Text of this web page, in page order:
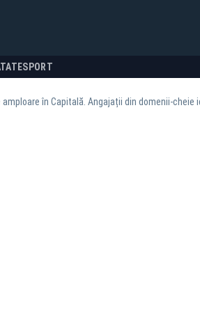
SPORT
amploare în Capitală. Angajații din domenii-cheie